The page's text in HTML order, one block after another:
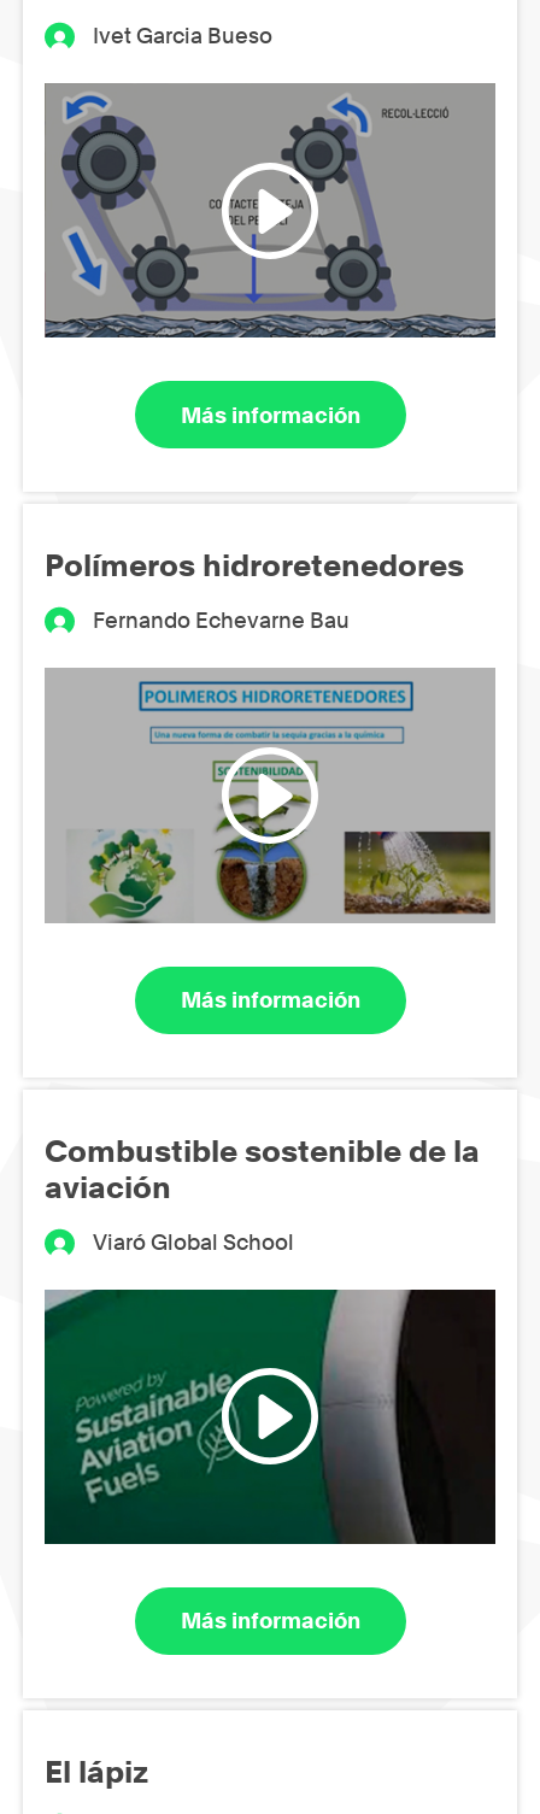
Ivet Garcia Bueso
Más información
Polímeros hidroretenedores
Fernando Echevarne Bau
Más información
Combustible sostenible de la
aviación
Viaró Global School
Más información
El lápiz